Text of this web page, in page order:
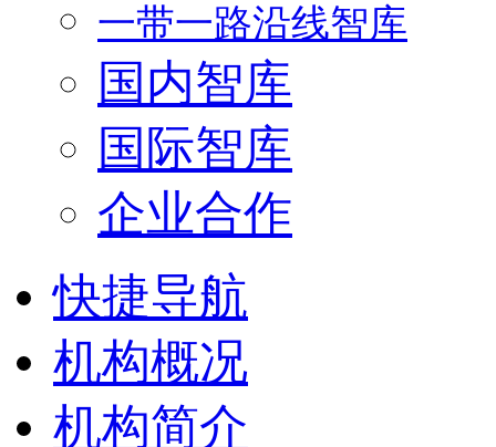
一带一路沿线智库
国内智库
国际智库
企业合作
快捷导航
机构概况
机构简介